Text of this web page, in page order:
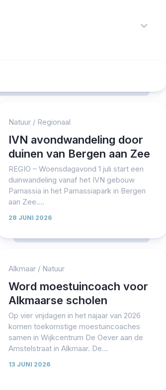
Kunst
Regio
Streekagenda
Natuur/ Regionaal
IVN avondwandeling door
duinen van Bergen aan Zee
REGIO – Woensdagavond 1 juli start een
duinwandeling vanaf het IVN gebouw
Parnassia in het Parnassiapark in Bergen
aan Zee....
28 JUNI 2026
Alkmaar/ Natuur
Word moestuincoach voor
Alkmaarse scholen
Op vier vrijdagen in het najaar van 2026
komen toekomstige moestuincoaches
samen in Wijkcentrum De Oever aan de
Amstelstraat in Alkmaar. De...
13 JUNI 2026
Protected by WP Anti-Hacker